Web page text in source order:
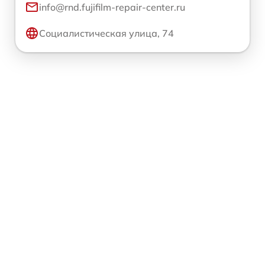
info@rnd.fujifilm-repair-center.ru
Социалистическая улица, 74